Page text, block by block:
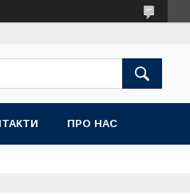
ПРО НАС